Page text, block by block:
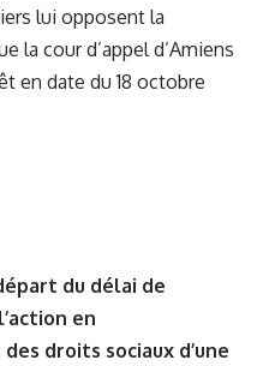
lui opposent la
la cour d’appel d’Amiens
en date du 18 octobre
du délai de
en
droits sociaux d’une